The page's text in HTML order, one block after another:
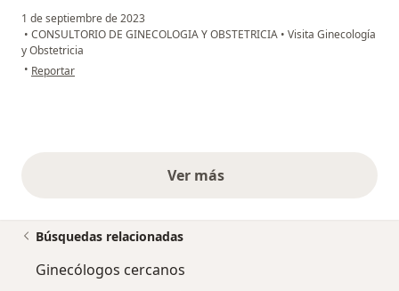
1 de septiembre de 2023
• CONSULTORIO DE GINECOLOGIA Y OBSTETRICIA • Visita Ginecología
y Obstetricia
• en opinión del usuario Paciente
Reportar
Ver másopiniones anteriores
Búsquedas relacionadas
Ginecólogos cercanos